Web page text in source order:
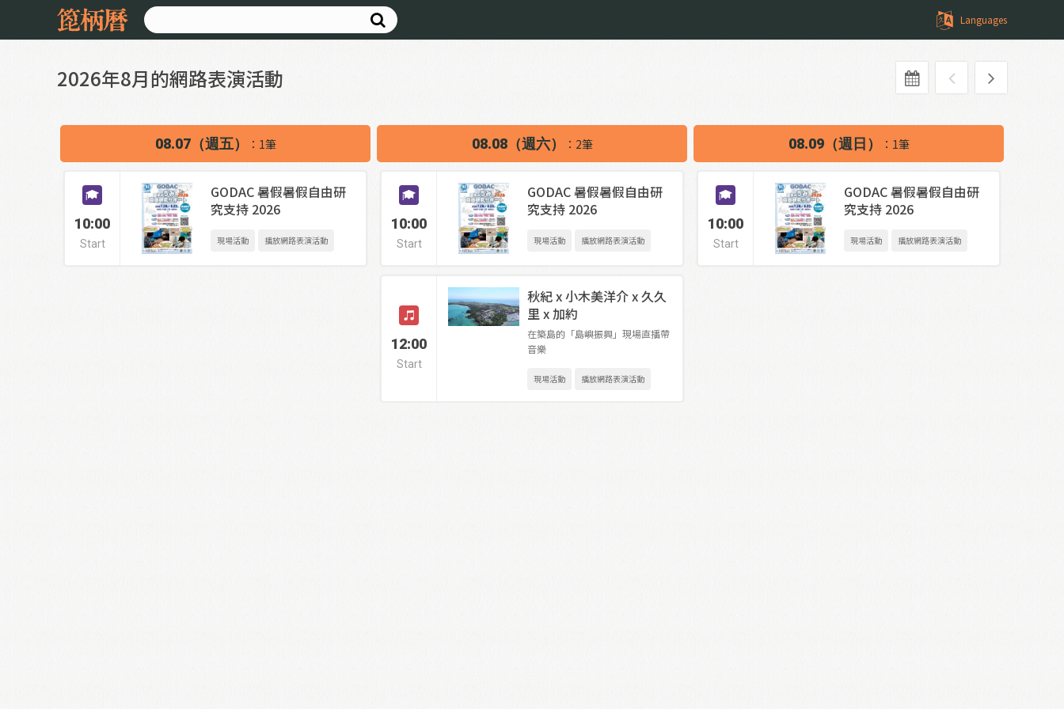
Languages
2026年8月的網路表演活動
08.07（週五） ：1筆 08.08（週六） ：2筆 08.09（週日） ：1筆
10:00
Start
GODAC 暑假暑假自由研
究支持 2026
現場活動 播放網路表演活動
10:00
Start
GODAC 暑假暑假自由研
究支持 2026
現場活動 播放網路表演活動
12:00
Start
秋紀 x 小木美洋介 x 久久
里 x 加約
在築島的「島嶼振興」現場直播帶
音樂
現場活動 播放網路表演活動
10:00
Start
GODAC 暑假暑假自由研
究支持 2026
現場活動 播放網路表演活動